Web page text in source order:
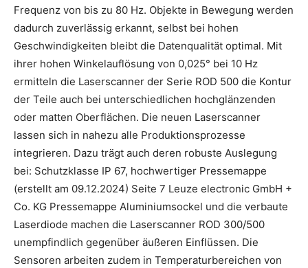
Frequenz von bis zu 80 Hz. Objekte in Bewegung werden
dadurch zuverlässig erkannt, selbst bei hohen
Geschwindigkeiten bleibt die Datenqualität optimal. Mit
ihrer hohen Winkelauflösung von 0,025° bei 10 Hz
ermitteln die Laserscanner der Serie ROD 500 die Kontur
der Teile auch bei unterschiedlichen hochglänzenden
oder matten Oberflächen. Die neuen Laserscanner
lassen sich in nahezu alle Produktionsprozesse
integrieren. Dazu trägt auch deren robuste Auslegung
bei: Schutzklasse IP 67, hochwertiger Pressemappe
(erstellt am 09.12.2024) Seite 7 Leuze electronic GmbH +
Co. KG Pressemappe Aluminiumsockel und die verbaute
Laserdiode machen die Laserscanner ROD 300/500
unempfindlich gegenüber äußeren Einflüssen. Die
Sensoren arbeiten zudem in Temperaturbereichen von